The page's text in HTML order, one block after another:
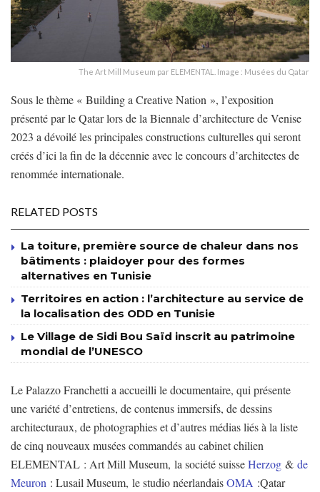
The Art Mill Museum par ELEMENTAL. Image : Musées du Qatar
Sous le thème « Building a Creative Nation », l’exposition
présenté par le Qatar lors de la Biennale d’architecture de Venise
2023 a dévoilé les principales constructions culturelles qui seront
créés d’ici la fin de la décennie avec le concours d’architectes de
renommée internationale.
RELATED POSTS
La toiture, première source de chaleur dans nos
bâtiments : plaidoyer pour des formes
alternatives en Tunisie
Territoires en action : l’architecture au service de
la localisation des ODD en Tunisie
Le Village de Sidi Bou Saïd inscrit au patrimoine
mondial de l’UNESCO
Le Palazzo Franchetti a accueilli le documentaire, qui présente
une variété d’entretiens, de contenus immersifs, de dessins
architecturaux, de photographies et d’autres médias liés à la liste
de cinq nouveaux musées commandés au cabinet chilien
ELEMENTAL : Art Mill Museum, la société suisseHerzog & de
Meuron : Lusail Museum, le studio néerlandaisOMA :Qatar